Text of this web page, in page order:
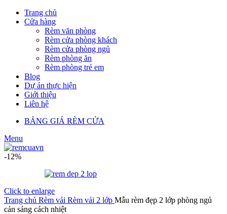
Trang chủ
Cửa hàng
Rèm văn phòng
Rèm cửa phòng khách
Rèm cửa phòng ngủ
Rèm phòng ăn
Rèm phòng trẻ em
Blog
Dự án thực hiện
Giới thiệu
Liên hệ
BẢNG GIÁ RÈM CỬA
Menu
-12%
Click to enlarge
Trang chủ Rèm vải Rèm vải 2 lớp Mẫu rèm đẹp 2 lớp phòng ngủ
cản sáng cách nhiệt